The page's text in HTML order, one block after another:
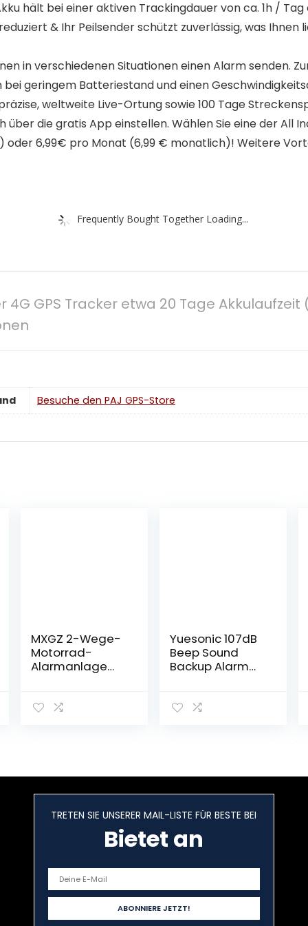
Akku hält bei einer aktiven Trackingdauer von ca. 1h /
& Ihr Peilsender schützt zuverlässig, was
in verschiedenen Situationen einen Alarm senden.
geringem Batteriestand und einen
weltweite Live-Ortung sowie 100 Tage
über die gratis App einstellen. Wählen Sie eine der All
6,99€ pro Monat (6,99 € monatlich)! Weitere
Frequently Bought Together Loading...
4G GPS Tracker etwa 20 Tage
Besuche den PAJ GPS-Store
MXGZ 2-Wege-
Motorrad-
Alarmanlage
Fernbedienung
Yuesonic 107dB
Beep Sound
Backup Alarm
Draht Anschluss
TRETEN SIE UNSERER MAIL-LISTE FÜR BESTE BEI
Bietet an